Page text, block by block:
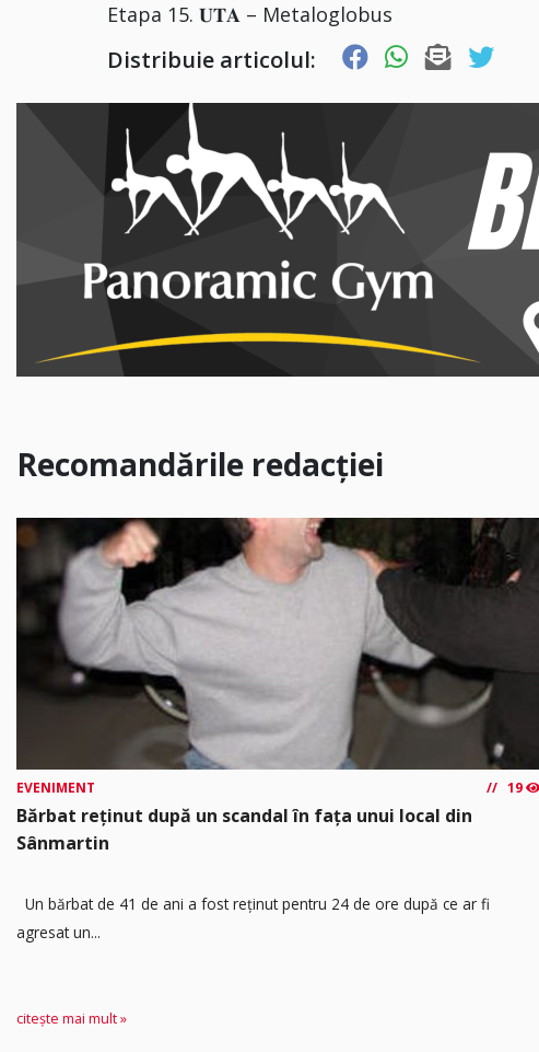
Etapa 15. 𝐔𝐓𝐀 – Metaloglobus
Distribuie articolul:
Recomandările redacției
EVENIMENT 19
Bărbat reținut după un scandal în fața unui local din
Sânmartin
Un bărbat de 41 de ani a fost reținut pentru 24 de ore după ce ar fi
agresat un...
citește mai mult »